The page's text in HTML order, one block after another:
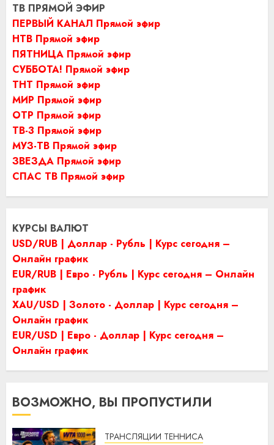
ТВ ПРЯМОЙ ЭФИР
ПЕРВЫЙ КАНАЛ Прямой эфир
НТВ Прямой эфир
ПЯТНИЦА Прямой эфир
СУББОТА! Прямой эфир
ТНТ Прямой эфир
МИР Прямой эфир
ОТР Прямой эфир
ТВ-3 Прямой эфир
МУЗ-ТВ Прямой эфир
ЗВЕЗДА Прямой эфир
СПАС ТВ Прямой эфир
КУРСЫ ВАЛЮТ
USD/RUB | Доллар - Рубль | Курс сегодня –
Онлайн график
EUR/RUB | Евро - Рубль | Курс сегодня – Онлайн
график
XAU/USD | Золото - Доллар | Курс сегодня –
Онлайн график
EUR/USD | Евро - Доллар | Курс сегодня –
Онлайн график
ВОЗМОЖНО, ВЫ ПРОПУСТИЛИ
ТРАНСЛЯЦИИ ТЕННИСА